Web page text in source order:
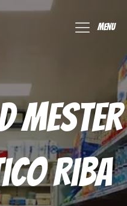
Menu
Mester
Riba